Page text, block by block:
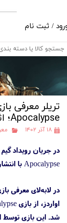
/ ثبت نام
حساب کاربری من
تغییر گذر واژه
خروج از حساب
Apocalypse؛ اثری از سازنده‌های سابق دیویژن
۱۸ آذر ۱۴۰۲
Apocalypse با انتشار تریلری معرفی شد.
در لابه‌لای معرفی
شد. این بازی توسط